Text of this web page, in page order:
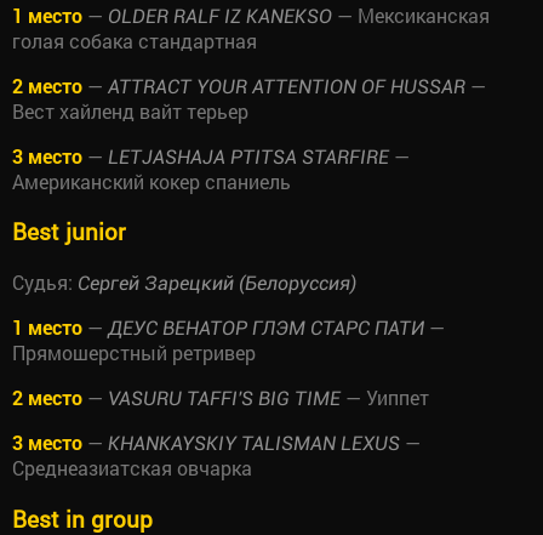
1 место — OLDER RALF IZ KANEKSO — Мексиканская
голая собака стандартная
2 место — ATTRACT YOUR ATTENTION OF HUSSAR —
Вест хайленд вайт терьер
3 место — LETJASHAJA PTITSA STARFIRE —
Американский кокер спаниель
Best junior
Судья: Сергей Зарецкий (Белоруссия)
1 место — ДЕУС ВЕНАТОР ГЛЭМ СТАРС ПАТИ —
Прямошерстный ретривер
2 место — VASURU TAFFI'S BIG TIME — Уиппет
3 место — KHANKAYSKIY TALISMAN LEXUS —
Среднеазиатская овчарка
Best in group